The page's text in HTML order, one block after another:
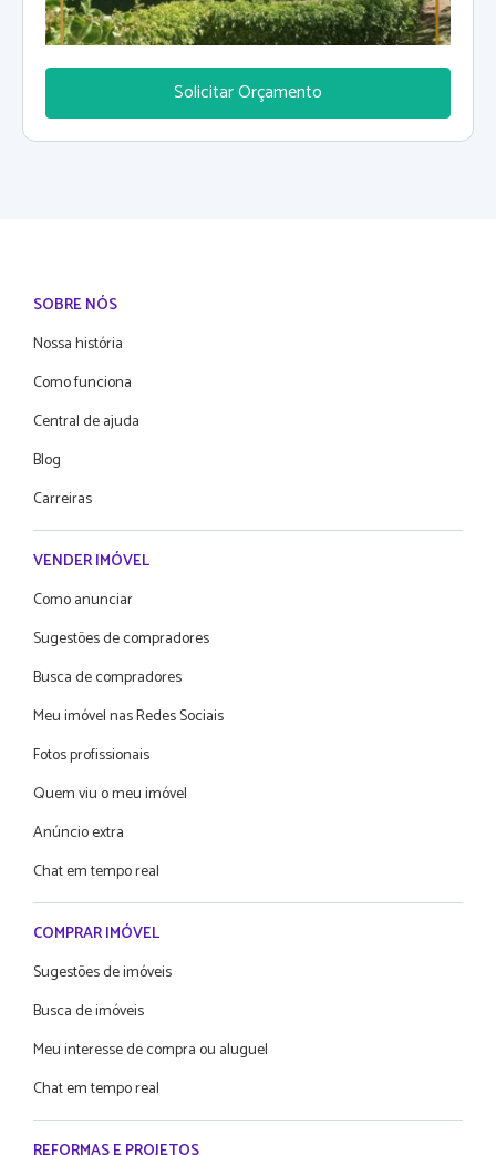
Solicitar Orçamento
SOBRE NÓS
Nossa história
Como funciona
Central de ajuda
Blog
Carreiras
VENDER IMÓVEL
Como anunciar
Sugestões de compradores
Busca de compradores
Meu imóvel nas Redes Sociais
Fotos profissionais
Quem viu o meu imóvel
Anúncio extra
Chat em tempo real
COMPRAR IMÓVEL
Sugestões de imóveis
Busca de imóveis
Meu interesse de compra ou aluguel
Chat em tempo real